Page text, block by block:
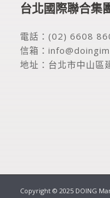
台北國際聯合
電話： (02) 6608
信箱：
地址： 台北市中山區
Copyright © 2025 DOING